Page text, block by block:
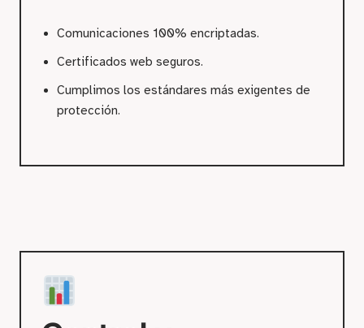
Comunicaciones 100% encriptadas.
Certificados web seguros.
Cumplimos los estándares más exigentes de
protección.